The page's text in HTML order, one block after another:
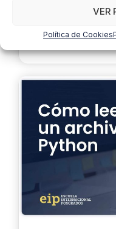
VER
Política de Cookies
Os enseñamos a
los pasos que hay